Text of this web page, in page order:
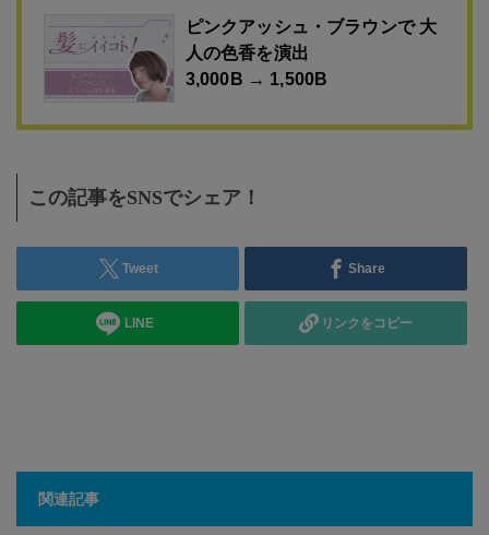
ピンクアッシュ・ブラウンで 大
人の色香を演出
3,000B → 1,500B
この記事をSNSでシェア！
Tweet Share
LINE リンクをコピー
関連記事